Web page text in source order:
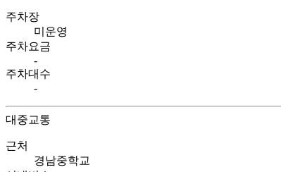
주차장
미운영
주차요금
-
주차대수
-
대중교통
근처
경남중학교